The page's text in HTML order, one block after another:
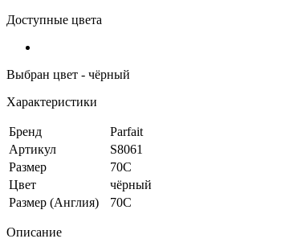
Доступные цвета
Выбран цвет - чёрный
Характеристики
Бренд
Parfait
Артикул
S8061
Размер
70C
Цвет
чёрный
Размер (Англия)
70C
Описание